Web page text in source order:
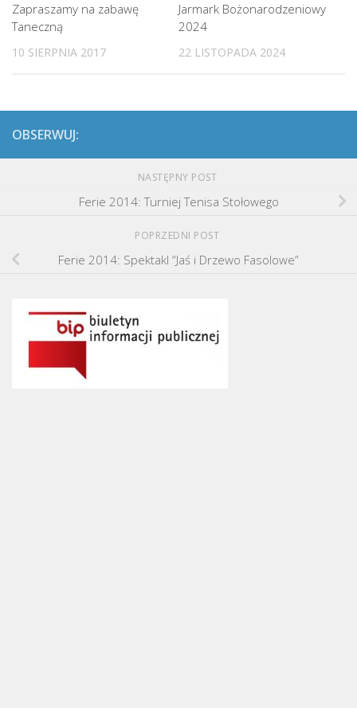
Zapraszamy na zabawę
Taneczną
10 SIERPNIA 2017
Jarmark Bożonarodzeniowy
2024
22 LISTOPADA 2024
OBSERWUJ:
NASTĘPNY POST
Ferie 2014: Turniej Tenisa Stołowego
POPRZEDNI POST
Ferie 2014: Spektakl “Jaś i Drzewo Fasolowe”